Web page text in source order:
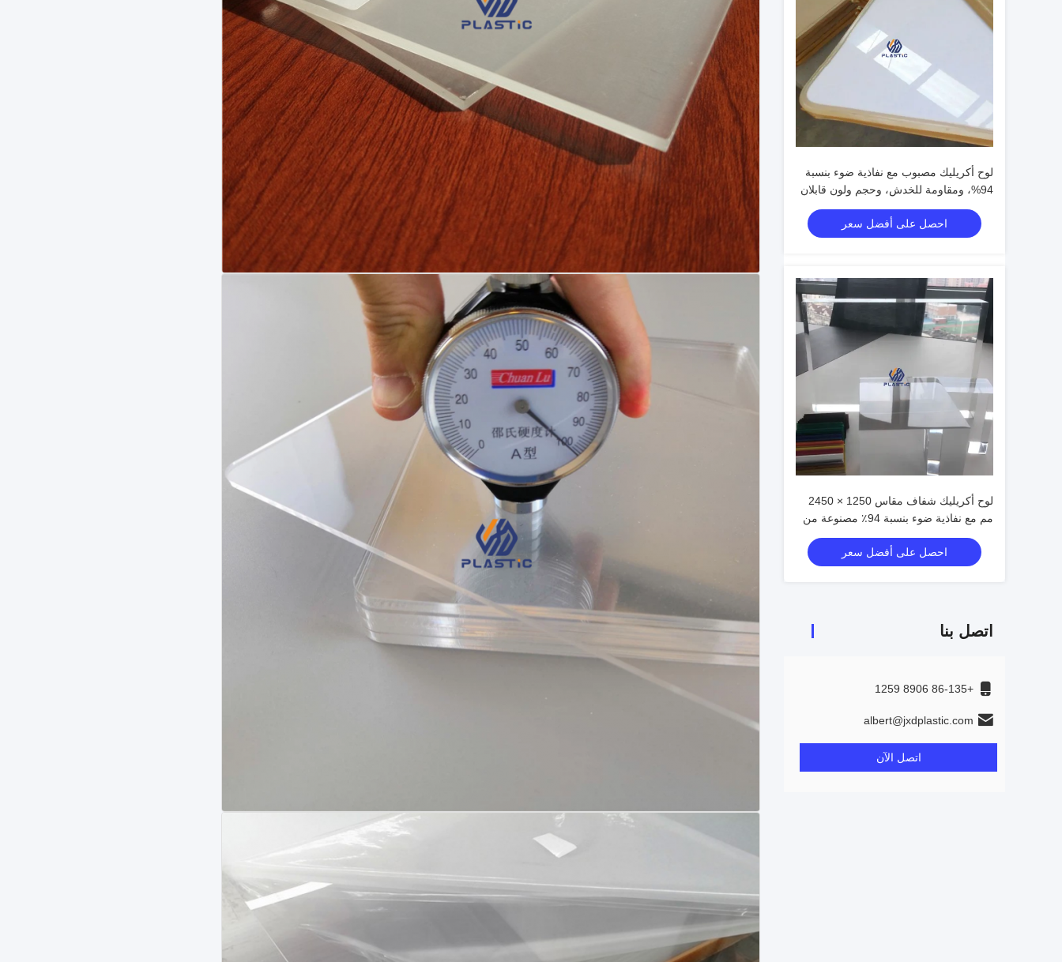
لوح أكريليك مصبوب مع نفاذية ضوء بنسبة
94%، ومقاومة للخدش، وحجم ولون قابلان
للتخصيص
احصل على أفضل سعر
لوح أكريليك شفاف مقاس 1250 × 2450
مم مع نفاذية ضوء بنسبة 94٪ مصنوعة من
مادة PMMA العذراء
احصل على أفضل سعر
اتصل بنا
+86-135 8906 1259
albert@jxdplastic.com
اتصل الآن